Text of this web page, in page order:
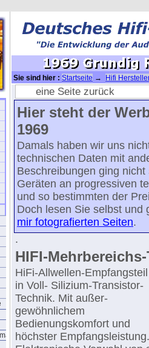
Sie sind hier : Startseite →
Hifi
Grundig RT100/SV140
eine Seite zurück
Hier steht der
1969
Damals haben wir uns
technischen Daten mit
Beschreibungen ging
Geräten an progressiven
und so bestimmten der
Doch lesen Sie selbst
mir fotografierten Seiten.
.
HIFI-
HiFi-Allwellen-Empfangsteil
in Voll- Silizium-Transistor-
Technik. Mit außer-
gewöhnlichem
Bedienungskomfort und
höchster Empfangsleistung.